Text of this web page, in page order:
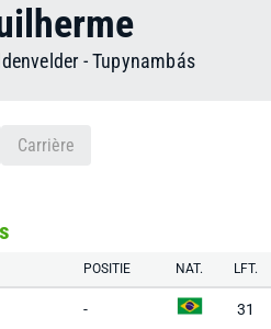
-Tupynambás
Carrière
POSITIE NAT. LFT.
- 31